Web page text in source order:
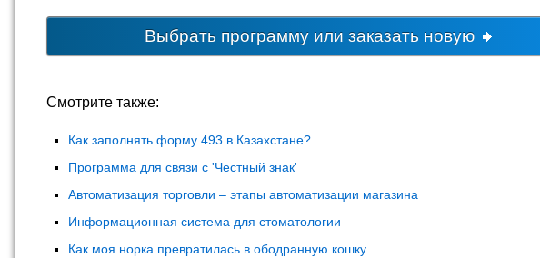
Выбрать программу или заказать новую
Смотрите также:
Как заполнять форму 493 в Казахстане?
Программа для связи с 'Честный знак'
Автоматизация торговли – этапы автоматизации магазина
Информационная система для стоматологии
Как моя норка превратилась в ободранную кошку